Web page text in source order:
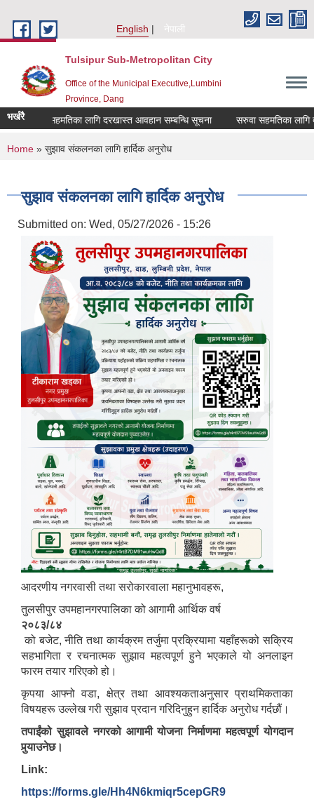
English
नेपाली
Tulsipur Sub-Metropolitan City
Office of the Municipal Executive,Lumbini
Province, Dang
भर्खरै
सरुवा सहमतिका लागि दरखास्त आवहान सम्बन्धि सूचना सरुवा सहमतिका लागि
You are here
Home » सुझाव संकलनका लागि हार्दिक अनुरोध
सुझाव संकलनका लागि हार्दिक अनुरोध
Submitted on: Wed, 05/27/2026 - 15:26
आदरणीय नगरवासी तथा सरोकारवाला महानुभावहरू,
तुलसीपुर उपमहानगरपालिका को आगामी आर्थिक वर्ष
२०८३/८४
को बजेट, नीति तथा कार्यक्रम तर्जुमा प्रक्रियामा यहाँहरूको सक्रिय
सहभागिता र रचनात्मक सुझाव महत्वपूर्ण हुने भएकाले यो अनलाइन
फारम तयार गरिएको हो।
कृपया आफ्नो वडा, क्षेत्र तथा आवश्यकताअनुसार प्राथमिकताका
विषयहरू उल्लेख गरी सुझाव प्रदान गरिदिनुहुन हार्दिक अनुरोध गर्दछौं।
तपाईंको सुझावले नगरको आगामी योजना निर्माणमा महत्वपूर्ण योगदान
पुर्‍याउनेछ।
Link:
https://forms.gle/Hh4N6kmiqr5cepGR9